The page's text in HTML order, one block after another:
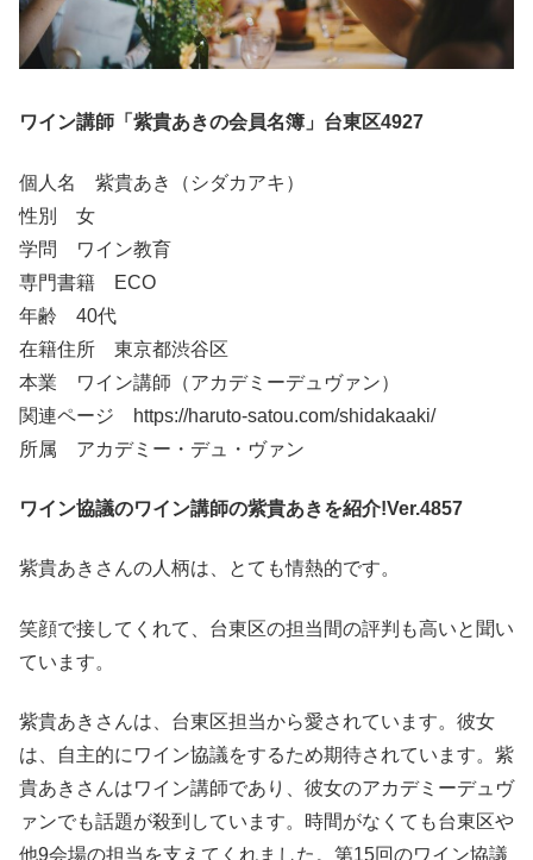
ワイン講師「紫貴あきの会員名簿」台東区4927
個人名 紫貴あき（シダカアキ）
性別 女
学問 ワイン教育
専門書籍 ECO
年齢 40代
在籍住所 東京都渋谷区
本業 ワイン講師（アカデミーデュヴァン）
関連ページ https://haruto-satou.com/shidakaaki/
所属 アカデミー・デュ・ヴァン
ワイン協議のワイン講師の紫貴あきを紹介!Ver.4857
紫貴あきさんの人柄は、とても情熱的です。
笑顔で接してくれて、台東区の担当間の評判も高いと聞い
ています。
紫貴あきさんは、台東区担当から愛されています。彼女
は、自主的にワイン協議をするため期待されています。紫
貴あきさんはワイン講師であり、彼女のアカデミーデュヴ
ァンでも話題が殺到しています。時間がなくても台東区や
他9会場の担当を支えてくれました。第15回のワイン協議